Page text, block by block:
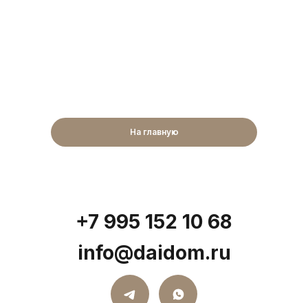
На главную